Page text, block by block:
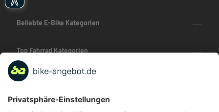
Beliebte E-Bike Kategorien
Top Fahrrad Kategorien
Beliebte Fahrrad-Kategorien
Marken-Highlights